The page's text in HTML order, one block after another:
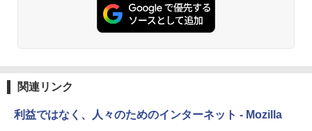
Kindle Paperwhite シグニチャーエディ
ション (32GB) 7インチディスプレイ、明
関連リンク
利益ではなく、人々のためのインターネット - Mozilla